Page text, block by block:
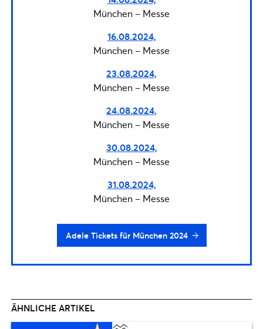
München – Messe
16.08.2024,
München – Messe
23.08.2024,
München – Messe
24.08.2024,
München – Messe
30.08.2024,
München – Messe
31.08.2024,
München – Messe
Adele Tickets für München 2024
ÄHNLICHE ARTIKEL